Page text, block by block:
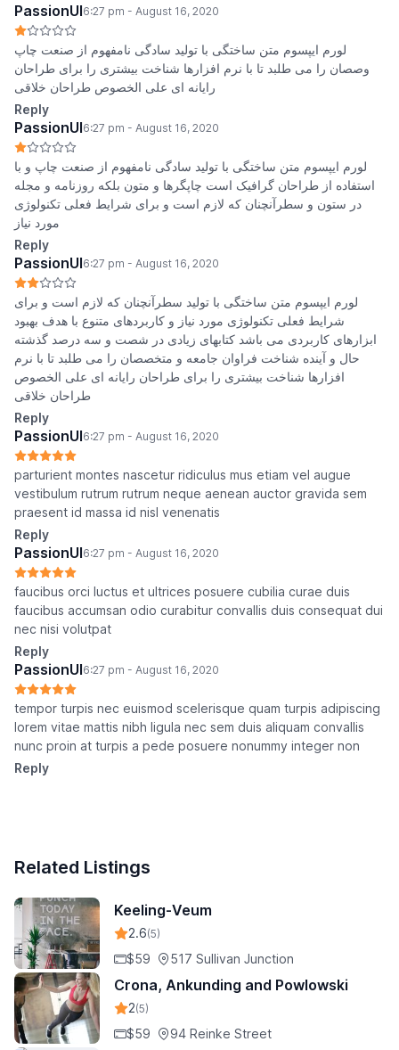
PassionUI6:27 pm - August 16, 2020
لورم ایپسوم متن ساختگی با تولید سادگی نامفهوم از صنعت چاپ
وصصان را می طلبد تا با نرم افزارها شناخت بیشتری را برای طراحان
رایانه ای علی الخصوص طراحان خلاقی
Reply
PassionUI6:27 pm - August 16, 2020
لورم ایپسوم متن ساختگی با تولید سادگی نامفهوم از صنعت چاپ و با
استفاده از طراحان گرافیک است چاپگرها و متون بلکه روزنامه و مجله
در ستون و سطرآنچنان که لازم است و برای شرایط فعلی تکنولوژی
مورد نیاز
Reply
PassionUI6:27 pm - August 16, 2020
لورم ایپسوم متن ساختگی با تولید سطرآنچنان که لازم است و برای
شرایط فعلی تکنولوژی مورد نیاز و کاربردهای متنوع با هدف بهبود
ابزارهای کاربردی می باشد کتابهای زیادی در شصت و سه درصد گذشته
حال و آینده شناخت فراوان جامعه و متخصصان را می طلبد تا با نرم
افزارها شناخت بیشتری را برای طراحان رایانه ای علی الخصوص
طراحان خلاقی
Reply
PassionUI6:27 pm - August 16, 2020
parturient montes nascetur ridiculus mus etiam vel augue
vestibulum rutrum rutrum neque aenean auctor gravida sem
praesent id massa id nisl venenatis
Reply
PassionUI6:27 pm - August 16, 2020
faucibus orci luctus et ultrices posuere cubilia curae duis
faucibus accumsan odio curabitur convallis duis consequat dui
nec nisi volutpat
Reply
PassionUI6:27 pm - August 16, 2020
tempor turpis nec euismod scelerisque quam turpis adipiscing
lorem vitae mattis nibh ligula nec sem duis aliquam convallis
nunc proin at turpis a pede posuere nonummy integer non
Reply
Related Listings
Keeling-Veum
2.6(5)
$59 517 Sullivan Junction
Crona, Ankunding and Powlowski
2(5)
$59 94 Reinke Street